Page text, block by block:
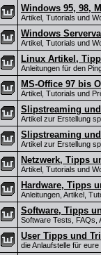
Windows 95, 98,
Artikel, Tutorials und
Windows
Artikel, Tutorials und
Linux Artikel,
Anleitungen für den
MS-Office 97 bis
Artikel, Tutorials und
Slipstreaming
Artikel zur Erstellung
Slipstreaming
Artikel zur Erstellung
Netzwerk, Tipps
Artikel, Tutorials und
Hardware, Tipps
Anleitungen, Artikel,
Software, Tipps
Software Tests, FAQs,
User Tipps und
die Anlaufstelle für